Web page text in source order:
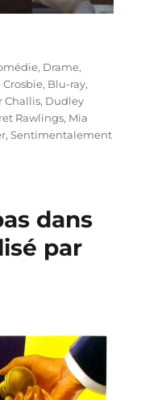
, Drame,
, Blu-ray,
Challis, Dudley
Rawlings, Mia
,Sentimentalement
dans
par